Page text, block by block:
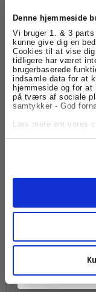
Denne hjemmeside
Vi bruger 1. & 3
kunne give dig en
Cookies til at vise
tidligere har været
brugerbaserede
indsamle data for at
hjemmeside og for at
på tværs af sociale
samtykker - God
Læs mere om vores
Her hos billig
det ikke skal være
Ingen kommentar(er)
Skriv din kommentar
Navn*
Få skarpe